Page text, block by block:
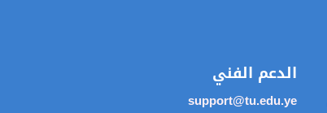
الدعم الفني
support@tu.edu.ye